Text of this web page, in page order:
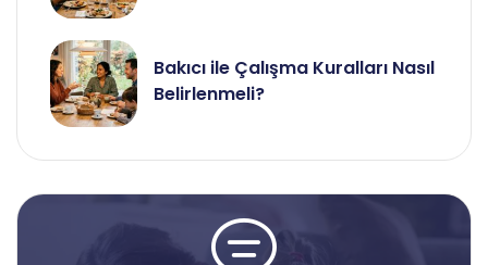
Bakıcı ile Çalışma Kuralları Nasıl
Belirlenmeli?